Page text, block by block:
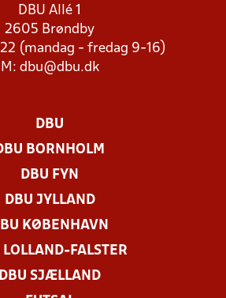
DBU Allé 1
2605 Brøndby
(mandag - fredag 9-16)
M: dbu@dbu.dk
DBU
BORNHOLM
DBU FYN
DBU JYLLAND
KØBENHAVN
LOLLAND-FALSTER
DBU SJÆLLAND